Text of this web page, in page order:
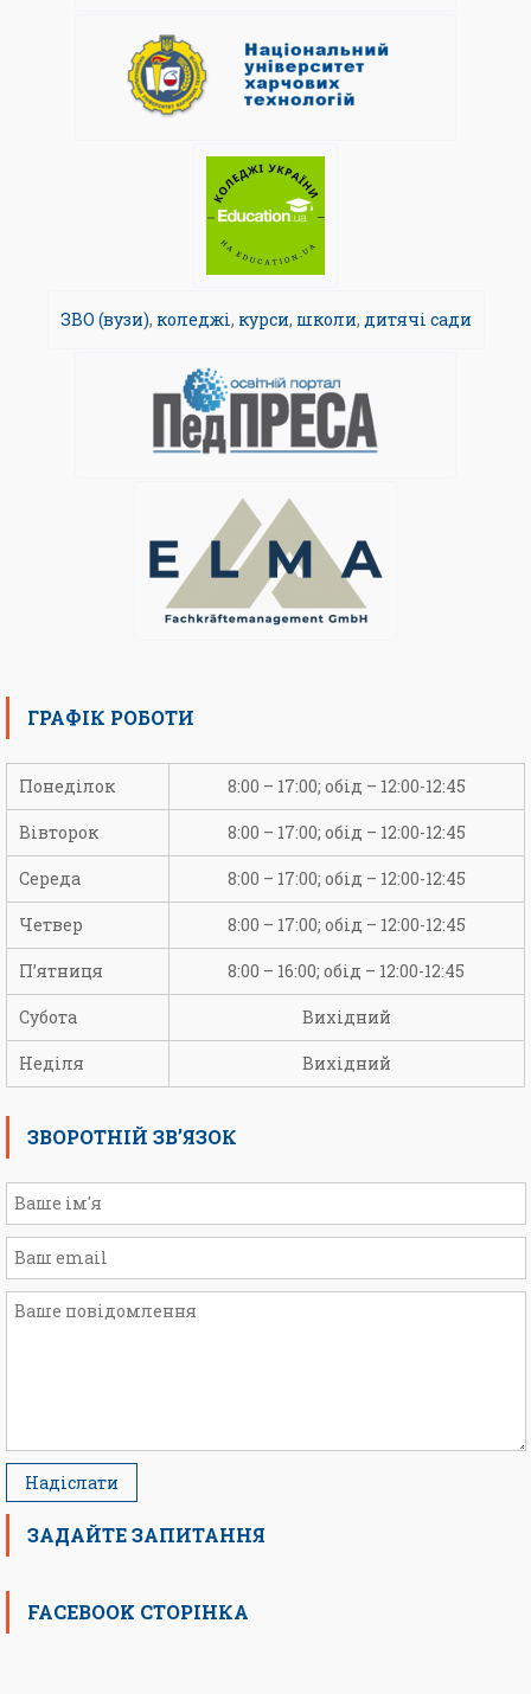
ЗВО (вузи), коледжі, курси, школи, дитячі сади
ГРАФІК РОБОТИ
Понеділок 8:00 – 17:00; обід – 12:00-12:45
Вівторок 8:00 – 17:00; обід – 12:00-12:45
Середа 8:00 – 17:00; обід – 12:00-12:45
Четвер 8:00 – 17:00; обід – 12:00-12:45
П’ятниця 8:00 – 16:00; обід – 12:00-12:45
Субота Вихідний
Неділя Вихідний
ЗВОРОТНІЙ ЗВ’ЯЗОК
ЗАДАЙТЕ ЗАПИТАННЯ
FACEBOOK СТОРІНКА